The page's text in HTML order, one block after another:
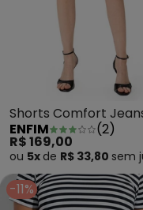
Shorts Comfort
Azul
ENFIM (2)
R$ 169,00
ou 5x de R$ 33,80 sem
-11%